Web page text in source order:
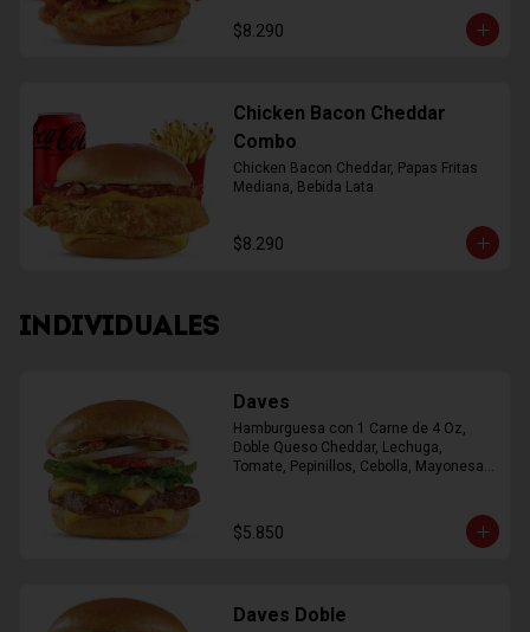
$8.290
Chicken Bacon Cheddar
Combo
Chicken Bacon Cheddar, Papas Fritas
Mediana, Bebida Lata
$8.290
INDIVIDUALES
Daves
Hamburguesa con 1 Carne de 4 Oz,
Doble Queso Cheddar, Lechuga,
Tomate, Pepinillos, Cebolla, Mayonesa,
$5.850
Daves Doble